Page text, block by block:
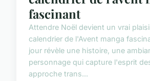
fascinant
Attendre Noël devient un vrai
calendrier de l'Avent manga
jour révèle une histoire, une
personnage qui capture l'esprit
approche trans...